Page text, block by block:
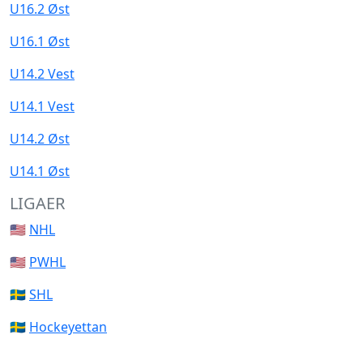
U16.2 Øst
U16.1 Øst
U14.2 Vest
U14.1 Vest
U14.2 Øst
U14.1 Øst
LIGAER
🇺🇸 NHL
🇺🇸 PWHL
🇸🇪SHL
🇸🇪 Hockeyettan